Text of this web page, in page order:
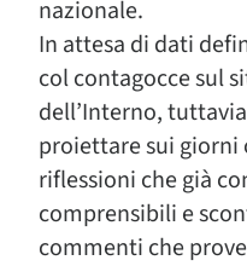
nazionale.
In attesa di dati
col contagocce sul
dell’Interno,
proiettare sui giorni
riflessioni che già
comprensibili e
commenti che